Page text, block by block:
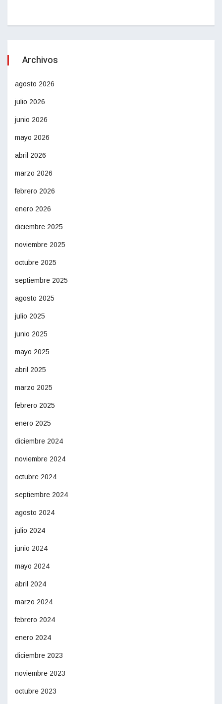
Archivos
agosto 2026
julio 2026
junio 2026
mayo 2026
abril 2026
marzo 2026
febrero 2026
enero 2026
diciembre 2025
noviembre 2025
octubre 2025
septiembre 2025
agosto 2025
julio 2025
junio 2025
mayo 2025
abril 2025
marzo 2025
febrero 2025
enero 2025
diciembre 2024
noviembre 2024
octubre 2024
septiembre 2024
agosto 2024
julio 2024
junio 2024
mayo 2024
abril 2024
marzo 2024
febrero 2024
enero 2024
diciembre 2023
noviembre 2023
octubre 2023